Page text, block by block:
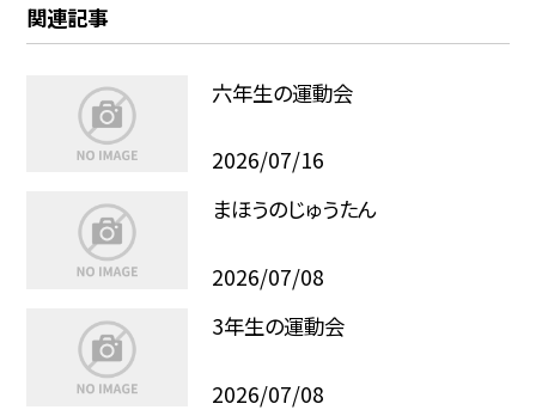
関連記事
六年生の運動会
2026/07/16
まほうのじゅうたん
2026/07/08
3年生の運動会
2026/07/08